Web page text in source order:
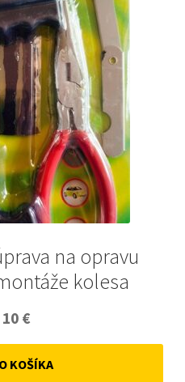
na opravu
kolesa
Original
10 €
price
is:
KOŠÍKA